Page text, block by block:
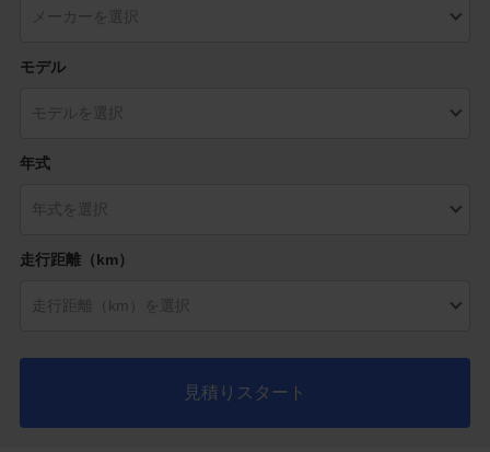
モデル
年式
走行距離（km）
見積りスタート